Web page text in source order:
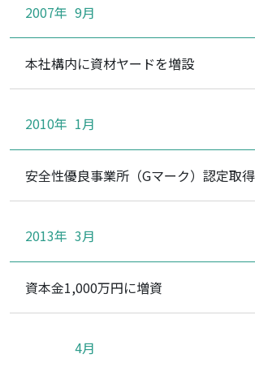
2007年 9月
本社構内に資材ヤードを増設
2010年 1月
安全性優良事業所（Gマーク）認定取得
2013年 3月
資本金1,000万円に増資
4月